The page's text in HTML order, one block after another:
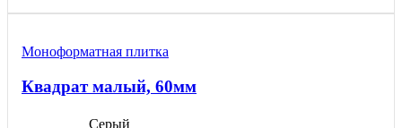
300,00 ₽
вариаций.
можно
Моноформатнaя плитка
Квадрат малый, 60мм
Серый